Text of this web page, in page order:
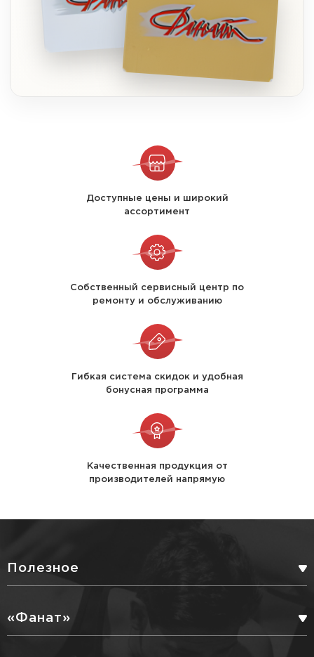
Доступные цены и широкий
ассортимент
Собственный сервисный центр по
ремонту и обслуживанию
Гибкая система скидок и удобная
бонусная программа
Качественная продукция от
производителей напрямую
Полезное
«Фанат»